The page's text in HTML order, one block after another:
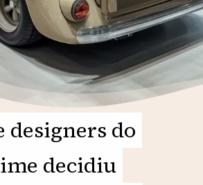
designers do
decidiu
designers do
decidiu